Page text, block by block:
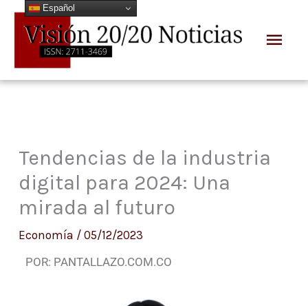
contenido
Tendencias de la industria
digital para 2024: Una
mirada al futuro
Economía / 05/12/2023
POR: PANTALLAZO.COM.CO
Español